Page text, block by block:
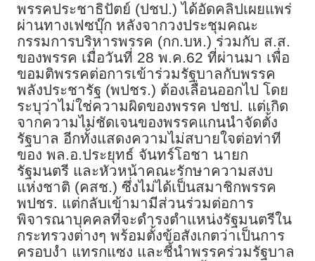
พรรคประชาธิปัตย์ (ปชป.) ได้อัดคลิปเผยแพร่
ผ่านทางเฟซบุ๊ก หลังจากวงประชุมคณะ
กรรมการบริหารพรรค (กก.บห.) ร่วมกับ ส.ส.​
ของพรรค เมื่อวันที่ 28 พ.ค.62 ที่ผ่านมา เพื่อ
ขอมติพรรคต่อการเข้าร่วมรัฐบาลกับพรรค
พลังประชารัฐ (พปชร.) ต้องเลื่อนออกไป โดย
ระบุว่าไม่ใช่ความผิดของพรรค ปชป. แต่เกิด
จากความไม่ชัดเจนของพรรคแกนนำจัดตั้ง
รัฐบาล อีกทั้งแสดงความไม่สบายใจต่อท่าที
ของ พล.อ.ประยุทธ์ จันทร์โอชา นายก
รัฐมนตรี และหัวหน้าคณะรักษาความสงบ
แห่งชาติ (คสช.) ซึ่งไม่ได้เป็นสมาชิกพรรค
พปชร. แต่กลับเข้ามามีส่วนร่วมต่อการ
พิจารณาบุคคลที่จะดำรงตำแหน่งรัฐมนตรีใน
กระทรวงต่างๆ พร้อมตั้งข้อสังเกตว่าเป็นการ
ครอบงำ แทรกแซง และชี้นำพรรคร่วมรัฐบาล